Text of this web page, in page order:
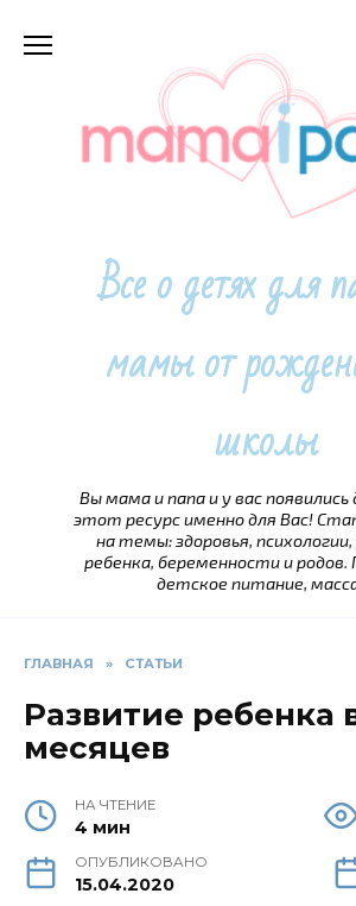
Все о детях для
мамы от
школы
Вы мама и папа и у вас появились
этот ресурс именно для Вас!
на темы: здоровья,
ребенка, беременности и родов.
детское питание,
ГЛАВНАЯ » СТАТЬИ
Развитие ребенка
месяцев
НА ЧТЕНИЕ
4 мин
ОПУБЛИКОВАНО
15.04.2020